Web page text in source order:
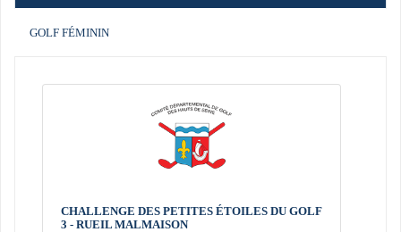
GOLF FÉMININ
CHALLENGE DES PETITES ÉTOILES DU GOLF
3 - RUEIL MALMAISON